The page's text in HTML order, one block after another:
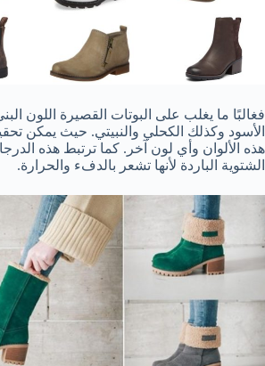
فغالبًا ما يغلب على البوتات القصيرة اللون
الأسود وكذلك الكحلي والنبيتي. حيث يمكن
هذه الألوان وأي لون آخر. كما ترتبط هذه
الشتوية الباردة لأنها تشعر بالدفء والحرارة.